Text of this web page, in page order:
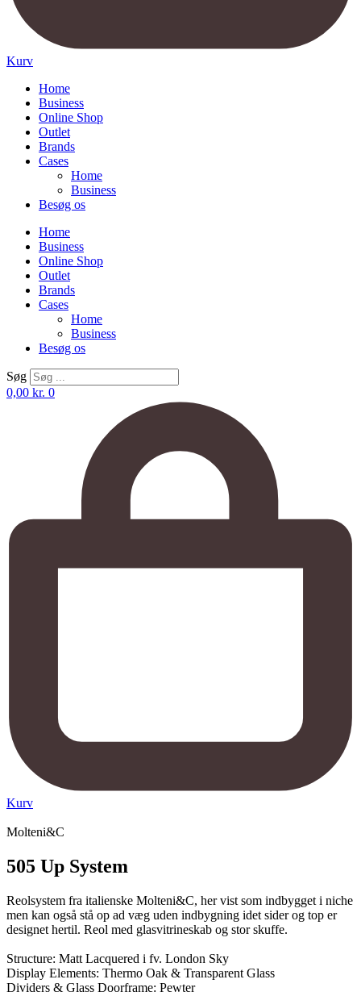
Kurv
Home
Business
Online Shop
Outlet
Brands
Cases
Home
Business
Besøg os
Home
Business
Online Shop
Outlet
Brands
Cases
Home
Business
Besøg os
Søg
0,00 kr. 0
Kurv
Molteni&C
505 Up System
Reolsystem fra italienske Molteni&C, her vist som indbygget i niche
men kan også stå op ad væg uden indbygning idet sider og top er
designet hertil. Reol med glasvitrineskab og stor skuffe.
Structure: Matt Lacquered i fv. London Sky
Display Elements: Thermo Oak & Transparent Glass
Dividers & Glass Doorframe: Pewter